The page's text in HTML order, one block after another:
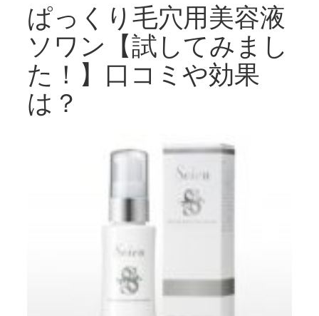
ぱっくり毛穴用美容液
ソワン【試してみまし
た！】口コミや効果
は？